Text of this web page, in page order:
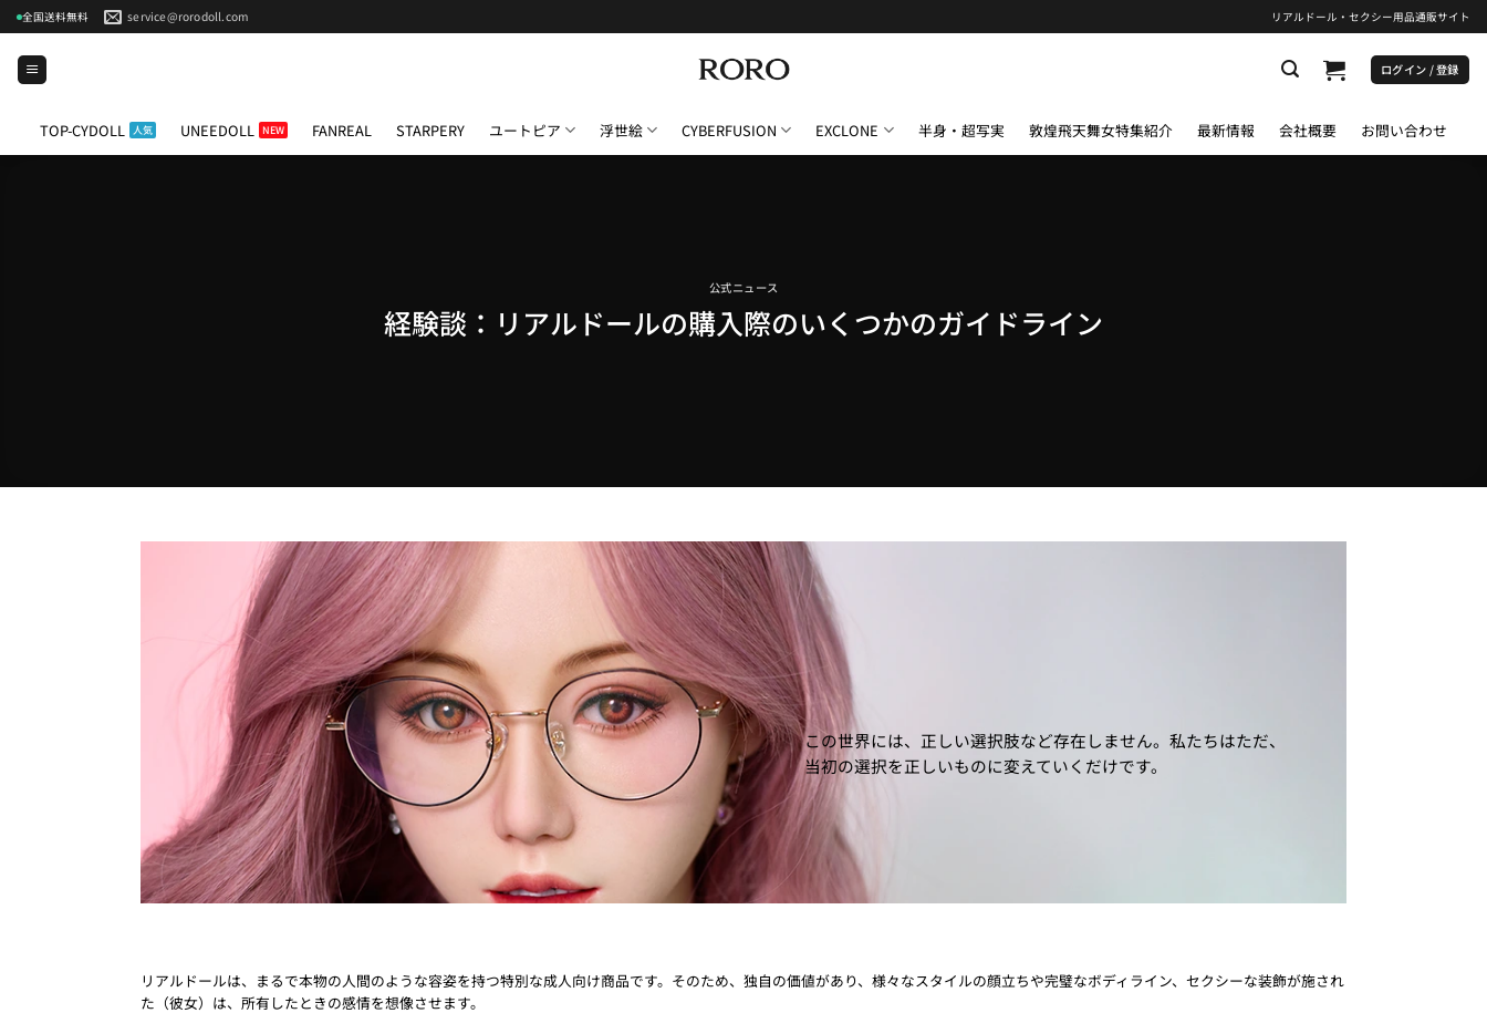
Skip
to
content
全国送料無料 service@rorodoll.com リアルドール・セクシー用品通販サイト
ログイン / 登録
TOP-CYDOLL UNEEDOLL FANREAL STARPERY ユートピア 浮世絵 CYBERFUSION EXCLONE 半身・超写実 敦煌飛天舞女特集紹介 最新情報 会社概要 お問い合わせ
公式ニュース
経験談：リアルドールの購入際のいくつかのガイドライン
この世界には、正しい選択肢など存在しません。私たちはただ、
当初の選択を正しいものに変えていくだけです。
リアルドールは、まるで本物の人間のような容姿を持つ特別な成人向け商品です。そのため、独自の価値があり、様々なスタイルの顔立ちや完璧なボディライン、セクシーな装飾が施され
た（彼女）は、所有したときの感情を想像させます。